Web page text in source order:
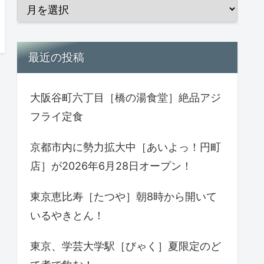
最近の投稿
大阪谷町六丁目［橋の湯食堂］絶品アジ
フライ定食
京都市内に勢力拡大中［あいよっ！円町
店］が2026年6月28日オープン！
東京恵比寿［たつや］朝8時から開いて
いるやきとん！
東京、学芸大学駅［びゃく］夏限定のど